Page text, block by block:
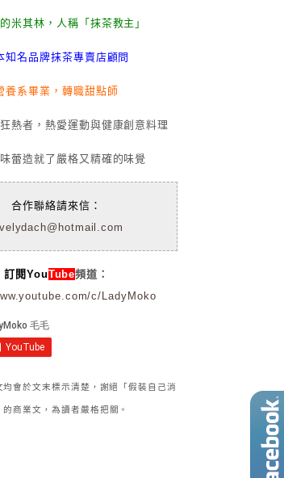
米其林，人稱「抹茶教主」
知名品牌抹茶專賣店顧問
養系畢業，轉職甜點師
熱者，熱愛運動與健康創意料理
蕾造就了嚴格又精確的味覺
合作聯絡請來信：
訂閱YouTube頻道：
c/LadyMoko
均會於文末標示清楚，謝絕「假裝自己消
的商業文，為讀者嚴格把關。